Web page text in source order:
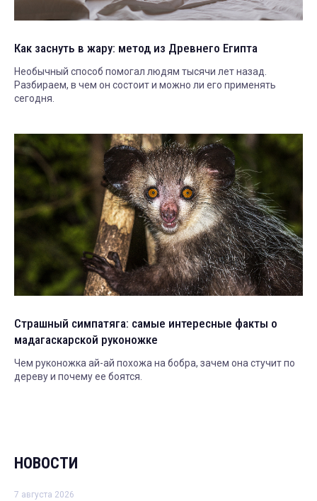
Как заснуть в жару: метод из Древнего Египта
Необычный способ помогал людям тысячи лет назад.
Разбираем, в чем он состоит и можно ли его применять
сегодня.
Страшный симпатяга: самые интересные факты о
мадагаскарской руконожке
Чем руконожка ай-ай похожа на бобра, зачем она стучит по
дереву и почему ее боятся.
НОВОСТИ
7 августа 2026